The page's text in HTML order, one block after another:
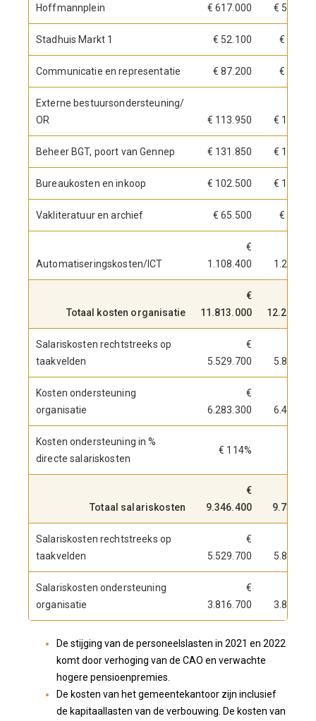
Hoffmannplein
€ 617.000 €
Stadhuis Markt 1 € 52.100 €
Communicatie en representatie € 87.200 €
Externe bestuursondersteuning/
OR
€ 113.950 €
Beheer BGT, poort van Gennep € 131.850 €
Bureaukosten en inkoop € 102.500 €
Vakliteratuur en archief € 65.500 €
Automatiseringskosten/ICT
€
1.108.400
Totaal kosten organisatie
€
11.813.000
Salariskosten rechtstreeks op
taakvelden
€
5.529.700
Kosten ondersteuning
organisatie
€
6.283.300
Kosten ondersteuning in %
directe salariskosten
€ 114%
Totaal salariskosten
€
9.346.400
Salariskosten rechtstreeks op
taakvelden
€
5.529.700
Salariskosten ondersteuning
organisatie
€
3.816.700
De stijging van de personeelslasten in 2021 en 2022
komt door verhoging van de CAO en verwachte
hogere pensioenpremies.
De kosten van het gemeentekantoor zijn inclusief
de kapitaallasten van de verbouwing. De kosten van